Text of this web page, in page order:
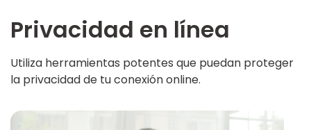
Privacidad en línea
Utiliza herramientas potentes que puedan proteger
la privacidad de tu conexión online.